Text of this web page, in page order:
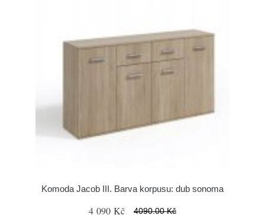
Komoda Jacob III. Barva korpusu: dub sonoma
4 090 Kč 4090.00 Kč